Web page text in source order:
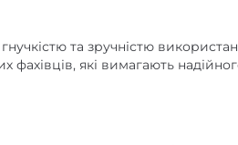
та зручністю
фахівців, які вимагають
користувачам вибирати та